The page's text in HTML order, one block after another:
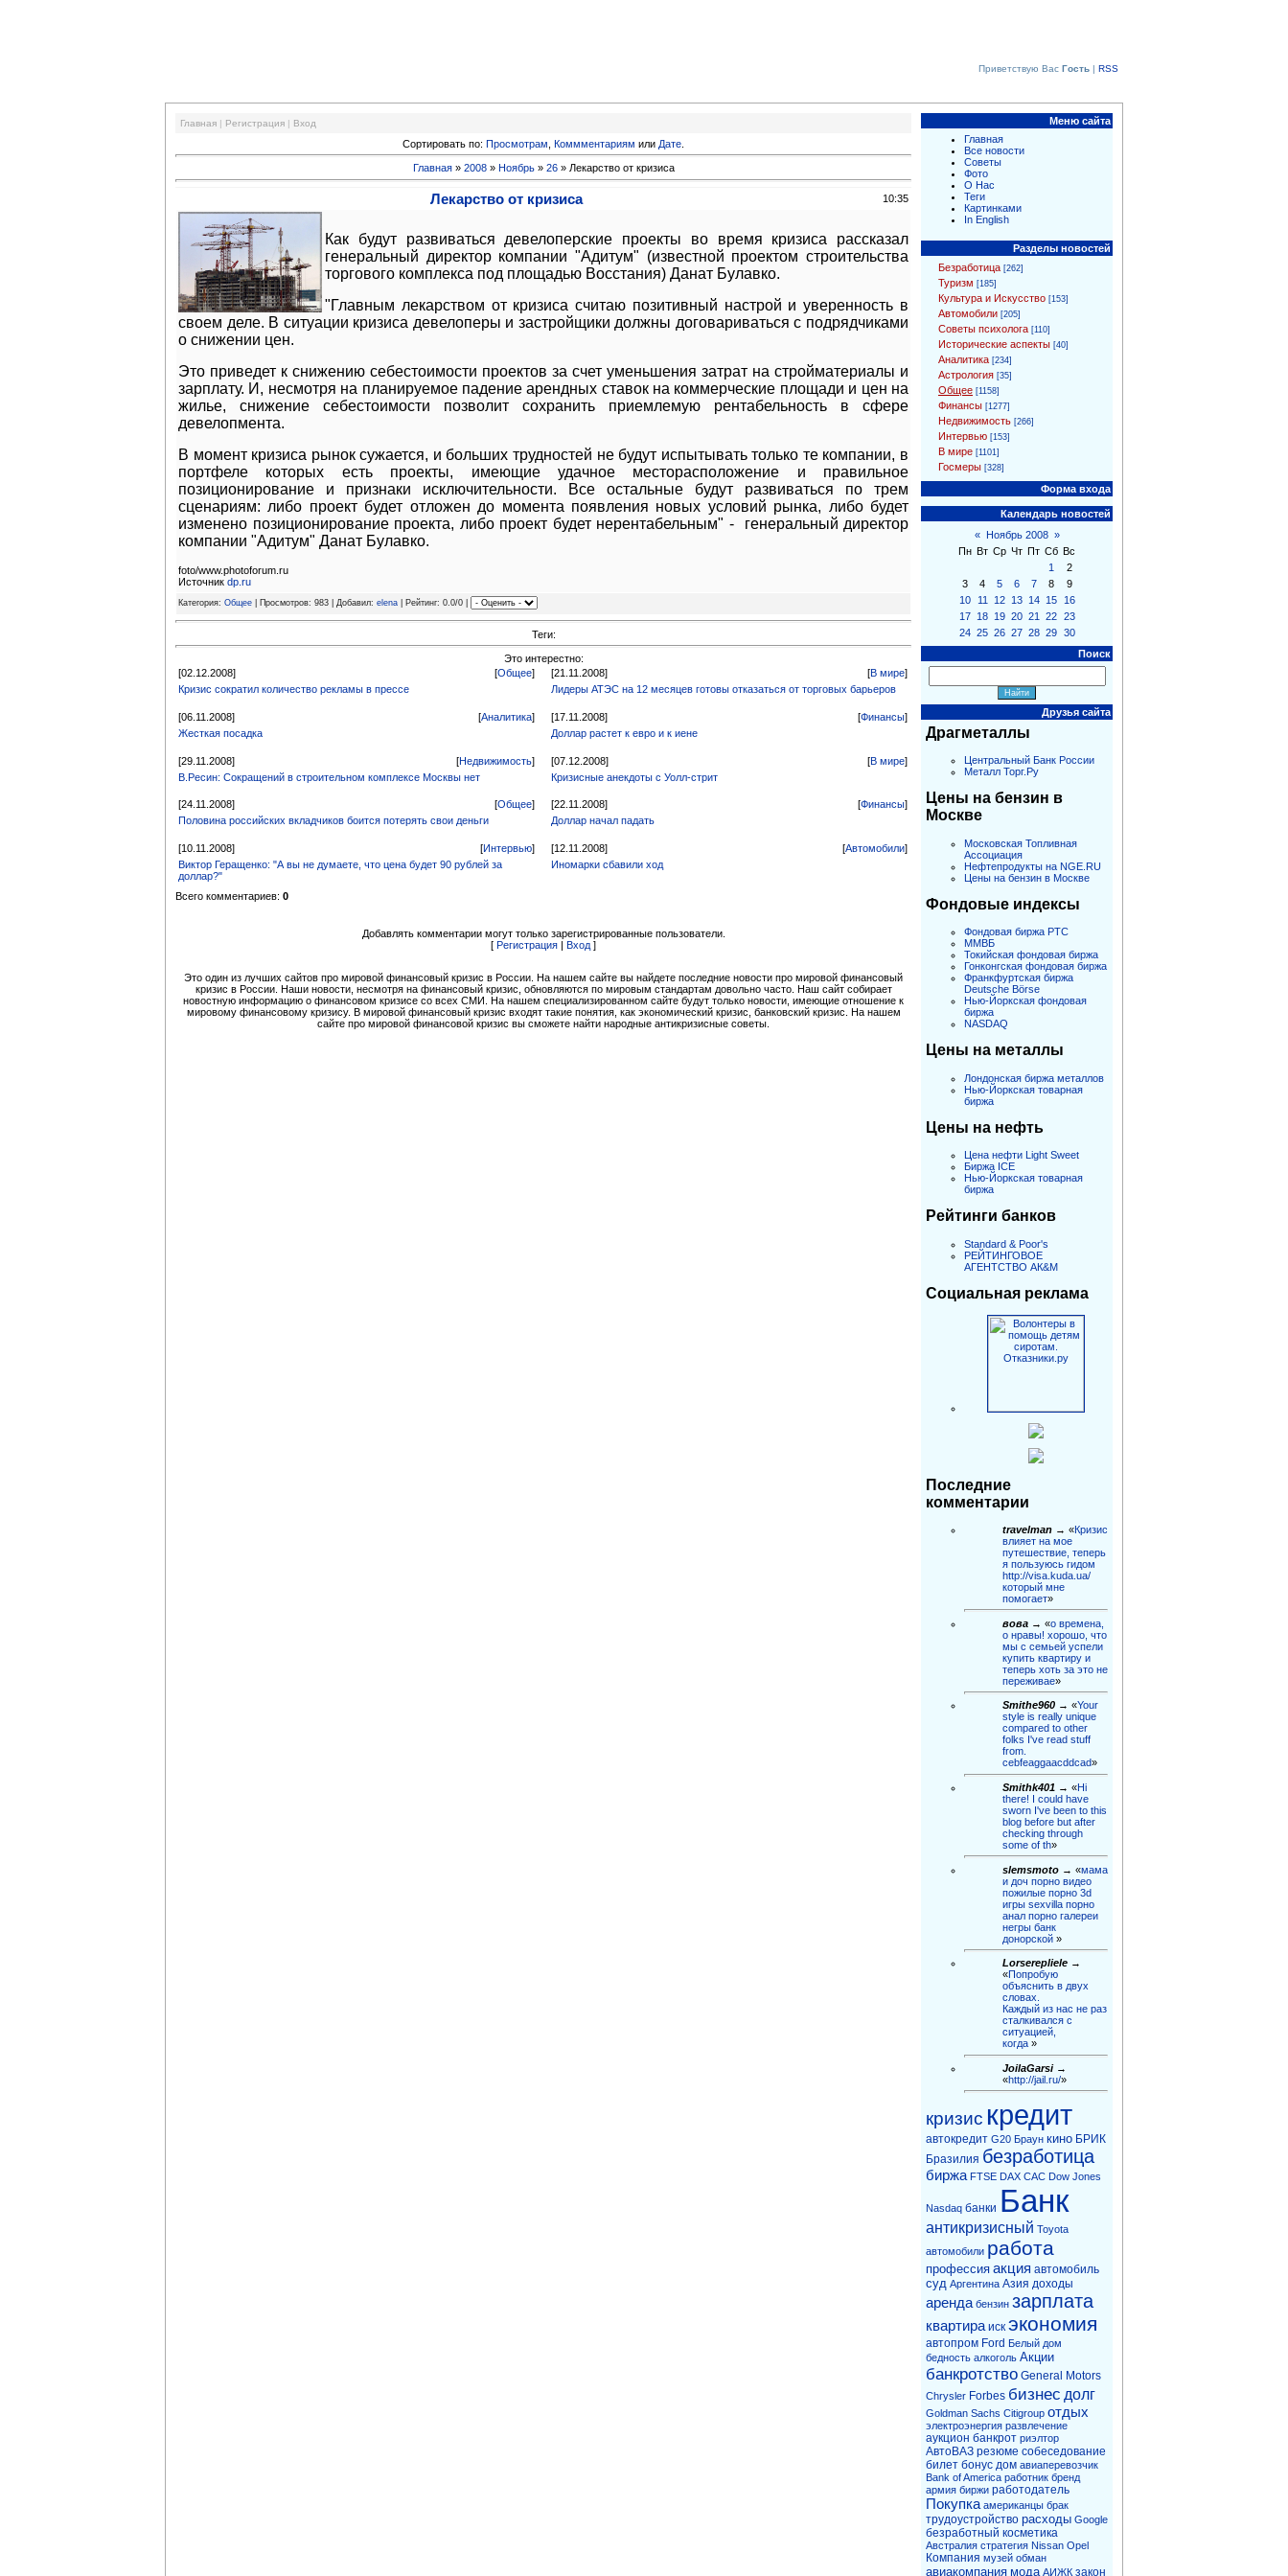
Приветствую Вас Гость | RSS
Главная | Регистрация | Вход
Сортировать по: Просмотрам Коммментариям или Дате
Главная» 2008 » Ноябрь » 26» Лекарство от кризиса
Лекарство от кризиса 10:35
Как будут развиваться девелоперские проекты во время кризиса рассказал
генеральный директор компании "Адитум" (известной проектом строительства
торгового комплекса под площадью Восстания) Данат Булавко.
"Главным лекарством от кризиса считаю позитивный настрой и уверенность в
своем деле. В ситуации кризиса девелоперы и застройщики должны договариваться с подрядчиками
о снижении цен.
Это приведет к снижению себестоимости проектов за счет уменьшения затрат на стройматериалы и
зарплату. И, несмотря на планируемое падение арендных ставок на коммерческие площади и цен на
жилье, снижение себестоимости позволит сохранить приемлемую рентабельность в сфере
девелопмента.
В момент кризиса рынок сужается, и больших трудностей не будут испытывать только те компании, в
портфеле которых есть проекты, имеющие удачное месторасположение и правильное
позиционирование и признаки исключительности. Все остальные будут развиваться по трем
сценариям: либо проект будет отложен до момента появления новых условий рынка, либо будет
изменено позиционирование проекта, либо проект будет нерентабельным" - генеральный директор
компании "Адитум" Данат Булавко.
foto/www.photoforum.ru
Источник dp.ru
Категория: Общее | Просмотров: 983 | Добавил: elena | Рейтинг: 0.0/0 |
Теги:
Это интерестно:
[02.12.2008]
[Общее]
Кризис сократил количество рекламы в прессе
[21.11.2008] [В мире]
Лидеры АТЭС на 12 месяцев готовы отказаться от торговых барьеров
[06.11.2008] [Аналитика]
Жесткая посадка
[17.11.2008] [Финансы]
Доллар растет к евро и к иене
[29.11.2008] [Недвижимость]
В.Ресин: Сокращений в строительном комплексе Москвы нет
[07.12.2008] [В мире]
Кризисные анекдоты с Уолл-стрит
[24.11.2008] [Общее]
Половина российских вкладчиков боится потерять свои деньги
[22.11.2008] [Финансы]
Доллар начал падать
[10.11.2008] [Интервью]
Виктор Геращенко: "А вы не думаете, что цена будет 90 рублей за
доллар?"
[12.11.2008] [Автомобили]
Иномарки сбавили ход
Всего комментариев: 0
Добавлять комментарии могут только зарегистрированные пользователи.
[ Регистрация | Вход ]
Это один из лучших сайтов про мировой финансовый кризис в России. На нашем сайте вы найдете последние новости про мировой финансовый
кризис в России. Наши новости, несмотря на финансовый кризис, обновляются по мировым стандартам довольно часто. Наш сайт собирает
новостную информацию о финансовом кризисе со всех СМИ. На нашем специализированном сайте будут только новости, имеющие отношение к
мировому финансовому кризису. В мировой финансовый кризис входят такие понятия, как экономический кризис, банковский кризис. На нашем
сайте про мировой финансовой кризис вы сможете найти народные антикризисные советы.
Меню сайта
Главная
Все новости
Советы
Фото
О Нас
Теги
Картинками
In English
Разделы новостей
Безработица [262]
Туризм [185]
Культура и Искусство [153]
Автомобили [205]
Советы психолога [110]
Исторические аспекты [40]
Аналитика [234]
Астрология [35]
Общее [1158]
Финансы [1277]
Недвижимость [266]
Интервью [153]
В мире [1101]
Госмеры [328]
Форма входа
Календарь новостей
«
Ноябрь 2008 »
Пн Вт Ср Чт Пт Сб Вс
1
2
3
4 5 6 7 8
9
10
11 12 13 14 15
16
17 18 19 20 21 22 23
24 25 26 27 28 29 30
Поиск
Друзья сайта
Драгметаллы
Центральный Банк России
Металл Торг.Ру
Цены на бензин в
Москве
Московская Топливная
Ассоциация
Нефтепродукты на NGE.RU
Цены на бензин в Москве
Фондовые индексы
Фондовая биржа РТС
ММВБ
Токийская фондовая биржа
Гонконгская фондовая биржа
Франкфуртская биржа
Deutsche Börse
Нью-Йоркская фондовая
биржа
NASDAQ
Цены на металлы
Лондонская биржа металлов
Нью-Йоркская товарная
биржа
Цены на нефть
Цена нефти Light Sweet
Биржа ICE
Нью-Йоркская товарная
биржа
Рейтинги банков
Standard & Poor's
РЕЙТИНГОВОЕ
АГЕНТСТВО АК&M
Социальная реклама
Последние
комментарии
travelman → «Кризис
влияет на мое
путешествие, теперь
я пользуюсь гидом
http://visa.kuda.ua/
который мне
помогает»
вова → «о времена,
о нравы! хорошо, что
мы с семьей успели
купить квартиру и
теперь хоть за это не
переживае»
Smithe960 → «Your
style is really unique
compared to other
folks I've read stuff
from.
cebfeaggaacddcad»
Smithk401 → «Hi
there! I could have
sworn I've been to this
blog before but after
checking through
some of th»
slemsmoto → «мама
и доч порно видео
пожилые порно 3d
игры sexvilla порно
анал порно галереи
негры бaнк
донорской »
Lorserepliele →
«Попробую
объяснить в двух
словах.
Каждый из нас не раз
сталкивался с
ситуацией,
когда »
JoilaGarsi→
«http://jail.ru/»
кризис кредит
автокредит G20 Браун кино БРИК
Бразилия безработица
биржа FTSE DAX CAC Dow Jones
Nasdaq банки Банк
антикризисный Toyota
автомобили работа
профессия акция автомобиль
суд Аргентина Азия доходы
аренда бензин зарплата
квартира иск экономия
автопром Ford Белый дом
бедность алкоголь Акции
банкротство General Motors
Chrysler Forbes бизнес долг
Goldman Sachs Citigroup отдых
электроэнергия развлечение
аукцион банкрот риэлтор
АвтоВАЗ резюме собеседование
билет бонус дом авиаперевозчик
Bank of America работник бренд
армия биржи работодатель
Покупка американцы брак
трудоустройство расходы Google
безработный косметика
Австралия стратегия Nissan Opel
Компания музей обман
авиакомпания мода АИЖК закон